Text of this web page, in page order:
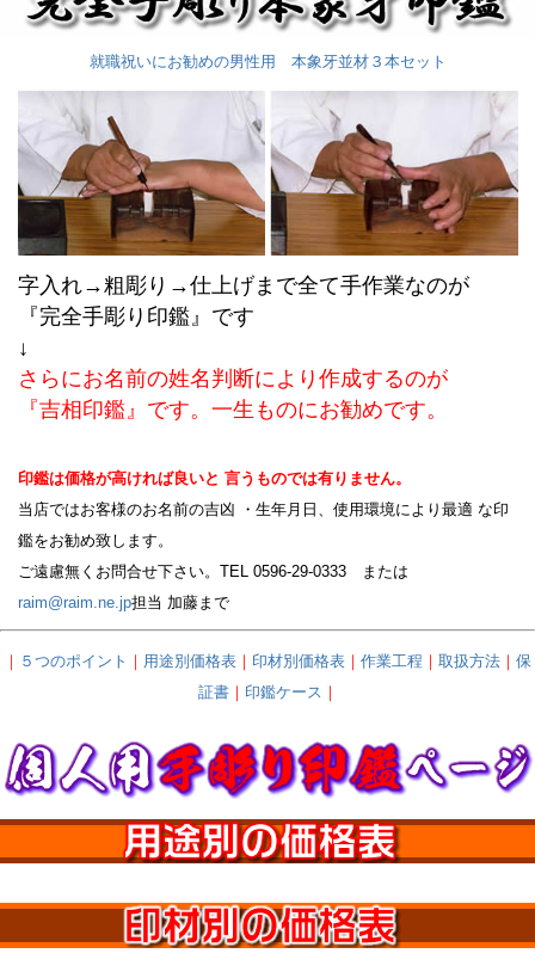
就職祝いにお勧めの男性用 本象牙並材３本セット
字入れ→粗彫り→仕上げまで全て手作業なのが
『完全手彫り印鑑』です
↓
さらにお名前の姓名判断により作成するのが
『吉相印鑑』です。一生ものにお勧めです。
印鑑は価格が高ければ良いと 言うものでは有りません。
当店ではお客様のお名前の吉凶 ・生年月日、使用環境により最適 な印
鑑をお勧め致します。
ご遠慮無くお問合せ下さい。TEL 0596-29-0333 または
raim@raim.ne.jp担当 加藤まで
｜ ５つのポイント ｜ 用途別価格表 ｜ 印材別価格表 ｜ 作業工程 ｜ 取扱方法 ｜ 保
証書｜ 印鑑ケース ｜